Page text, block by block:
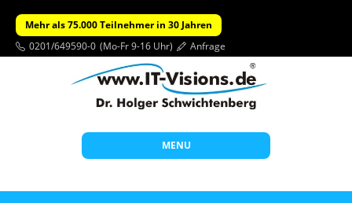
Mehr als 75.000 Teilnehmer in 30 Jahren
0201/649590-0 (Mo-Fr 9-16 Uhr) Anfrage
MENU
Start